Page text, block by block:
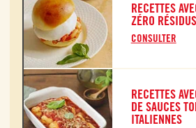
RECETTES
ZÉRO
CONSULTER
RECETTES
DE SAUCES
ITALIENNES